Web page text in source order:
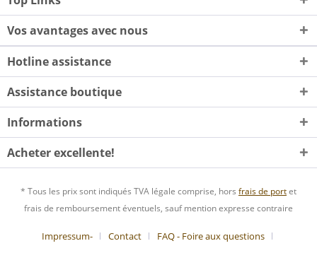
Vos avantages avec nous
Hotline assistance
Assistance boutique
Informations
Acheter excellente!
* Tous les prix sont indiqués TVA légale comprise, hors frais de portet
frais de remboursement éventuels, sauf mention expresse contraire
Impressum- Contact
FAQ - Foire aux questions